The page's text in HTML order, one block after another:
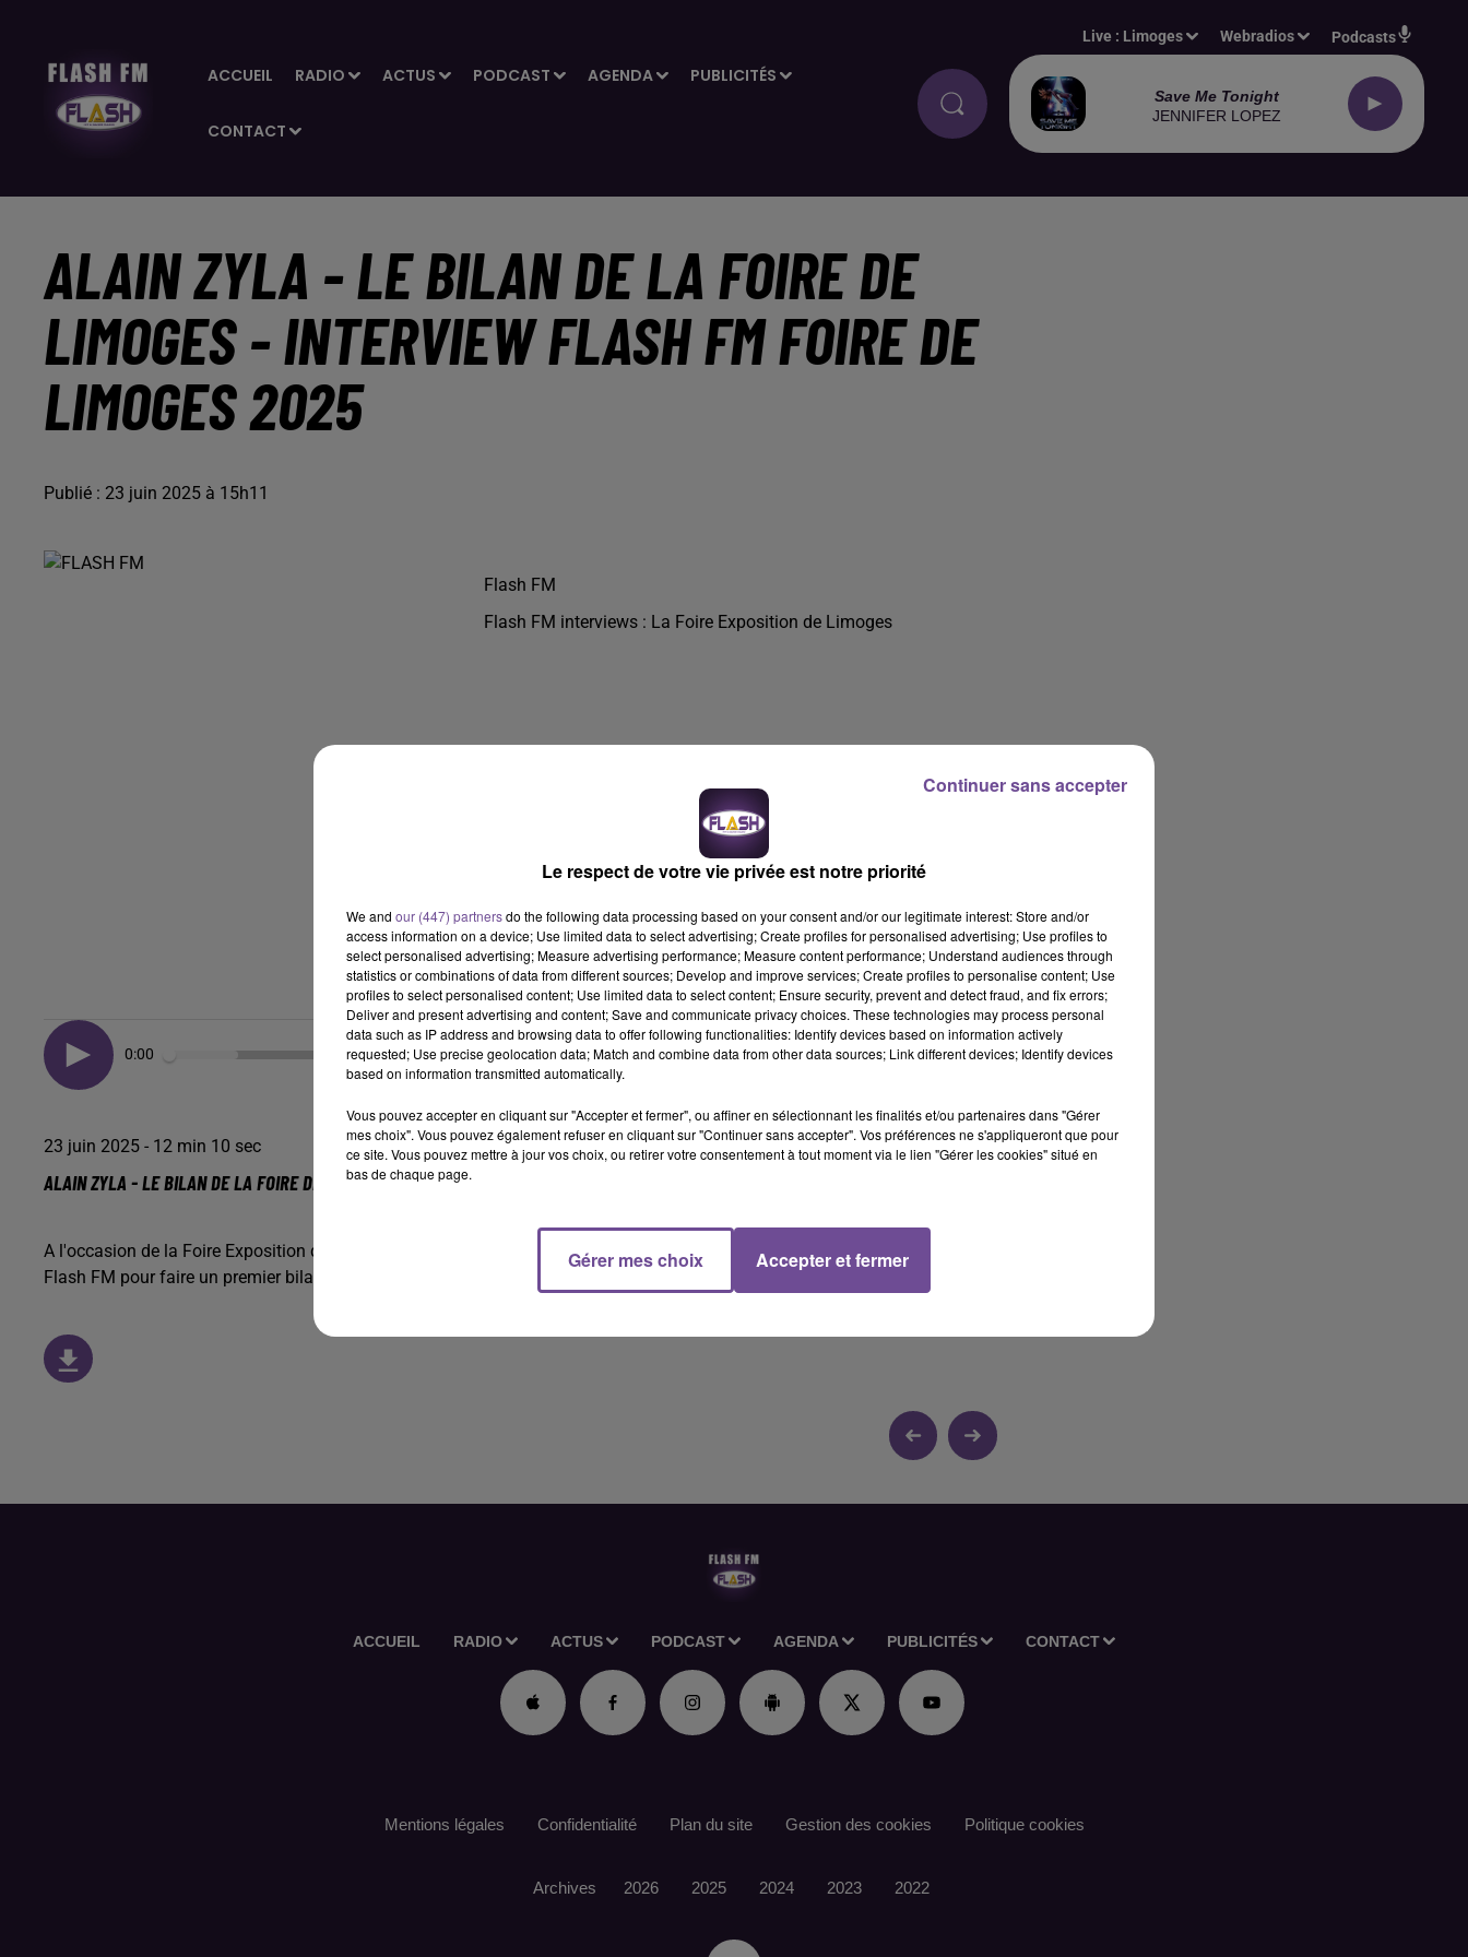
ACCUEIL RADIO ACTUS PODCAST AGENDA PUBLICITÉS
CONTACT
Live : Limoges Webradios Podcasts
Save Me Tonight
JENNIFER LOPEZ
ALAIN ZYLA - LE BILAN DE LA FOIRE DE
LIMOGES - INTERVIEW FLASH FM FOIRE DE
LIMOGES 2025
Publié : 23 juin 2025 à 15h11
Flash FM
Flash FM interviews : La Foire Exposition de Limoges
0:00 12 min 10 sec
23 juin 2025 - 12 min 10 sec
ALAIN ZYLA - LE BILAN DE LA FOIRE DE LIMOGES - INTERVIEW FLASH FM FOIRE DE LIMOGES 2025
A l'occasion de la Foire Exposition de Limoges 2025, Alain Zyla, le directeur de la Foire de Limoges, était en interview sur
Flash FM pour faire un premier bilan de cette édition 2025.
ACCUEIL RADIO ACTUS PODCAST AGENDA PUBLICITÉS CONTACT
Mentions légales Confidentialité Plan du site Gestion des cookies Politique cookies
Archives 2026 2025 2024 2023 2022
Le respect de votre vie privée est notre priorité
We and our (447) partnersdo the following data processing based on your consent and/or our legitimate interest: Store and/or
access information on a device; Use limited data to select advertising; Create profiles for personalised advertising; Use profiles to
select personalised advertising; Measure advertising performance; Measure content performance; Understand audiences through
statistics or combinations of data from different sources; Develop and improve services; Create profiles to personalise content; Use
profiles to select personalised content; Use limited data to select content; Ensure security, prevent and detect fraud, and fix errors;
Deliver and present advertising and content; Save and communicate privacy choices. These technologies may process personal
data such as IP address and browsing data to offer following functionalities: Identify devices based on information actively
requested; Use precise geolocation data; Match and combine data from other data sources; Link different devices; Identify devices
based on information transmitted automatically.
Vous pouvez accepter en cliquant sur "Accepter et fermer", ou affiner en sélectionnant les finalités et/ou partenaires dans "Gérer
mes choix". Vous pouvez également refuser en cliquant sur "Continuer sans accepter". Vos préférences ne s'appliqueront que pour
ce site. Vous pouvez mettre à jour vos choix, ou retirer votre consentement à tout moment via le lien "Gérer les cookies" situé en
bas de chaque page.
Gérer mes choix Accepter et fermer
Continuer sans accepter